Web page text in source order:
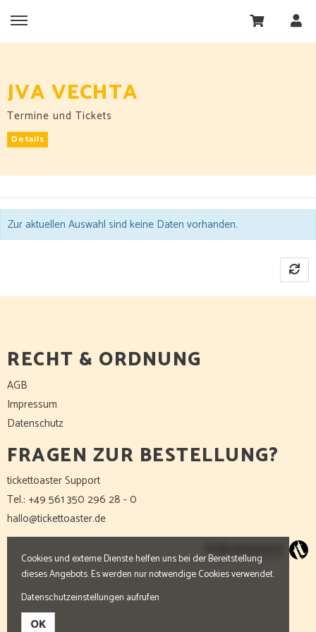
JVA VECHTA
Termine und Tickets
Details
Zur aktuellen Auswahl sind keine Daten vorhanden.
RECHT & ORDNUNG
AGB
Impressum
Datenschutz
FRAGEN ZUR BESTELLUNG?
tickettoaster Support
Tel.: +49 561 350 296 28 - 0
hallo@tickettoaster.de
Cookies und externe Dienste helfen uns bei der Bereitstellung
dieses Angebots. Es werden nur notwendige Cookies verwendet.
Datenschutzeinstellungen aufrufen
OK